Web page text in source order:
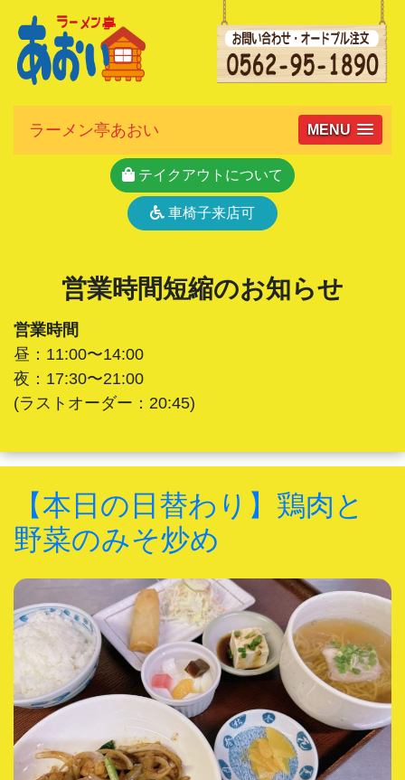
ラーメン亭あおい MENU
テイクアウトについて
車椅子来店可
営業時間短縮のお知らせ
営業時間
昼：11:00〜14:00
夜：17:30〜21:00
(ラストオーダー：20:45)
【本日の日替わり】鶏肉と
野菜のみそ炒め